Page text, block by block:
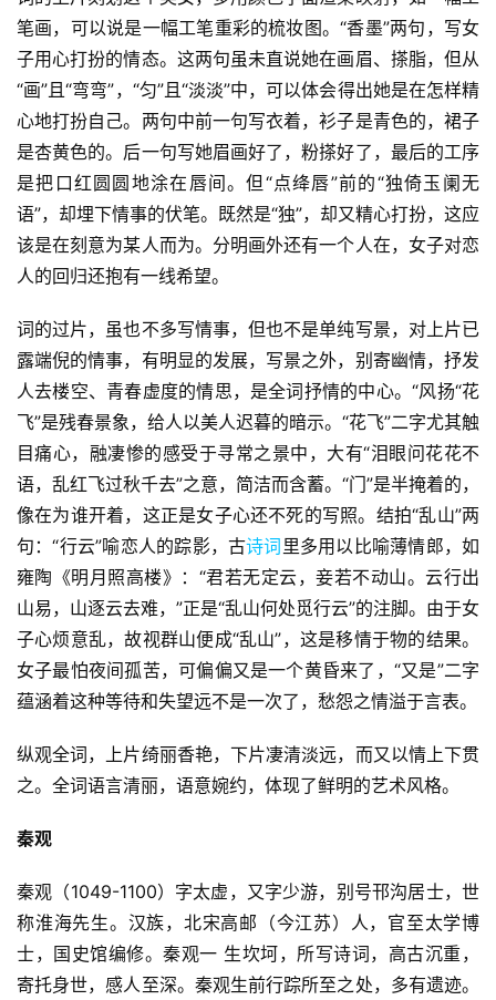
笔画，可以说是一幅工笔重彩的梳妆图。“香墨”两句，写女
子用心打扮的情态。这两句虽未直说她在画眉、搽脂，但从
“画”且“弯弯”，“匀”且“淡淡”中，可以体会得出她是在怎样精
心地打扮自己。两句中前一句写衣着，衫子是青色的，裙子
是杏黄色的。后一句写她眉画好了，粉搽好了，最后的工序
是把口红圆圆地涂在唇间。但“点绛唇”前的“独倚玉阑无
语”，却埋下情事的伏笔。既然是“独”，却又精心打扮，这应
该是在刻意为某人而为。分明画外还有一个人在，女子对恋
人的回归还抱有一线希望。
词的过片，虽也不多写情事，但也不是单纯写景，对上片已
露端倪的情事，有明显的发展，写景之外，别寄幽情，抒发
人去楼空、青春虚度的情思，是全词抒情的中心。“风扬“花
飞”是残春景象，给人以美人迟暮的暗示。“花飞”二字尤其触
目痛心，融凄惨的感受于寻常之景中，大有“泪眼问花花不
语，乱红飞过秋千去”之意，简洁而含蓄。“门”是半掩着的，
像在为谁开着，这正是女子心还不死的写照。结拍“乱山”两
句：“行云”喻恋人的踪影，古诗词 里多用以比喻薄情郎，如
雍陶《明月照高楼》：“君若无定云，妾若不动山。云行出
山易，山逐云去难，”正是“乱山何处觅行云”的注脚。由于女
子心烦意乱，故视群山便成“乱山”，这是移情于物的结果。
女子最怕夜间孤苦，可偏偏又是一个黄昏来了，“又是”二字
蕴涵着这种等待和失望远不是一次了，愁怨之情溢于言表。
纵观全词，上片绮丽香艳，下片凄清淡远，而又以情上下贯
之。全词语言清丽，语意婉约，体现了鲜明的艺术风格。
秦观
秦观（1049-1100）字太虚，又字少游，别号邗沟居士，世
称淮海先生。汉族，北宋高邮（今江苏）人，官至太学博
士，国史馆编修。秦观一 生坎坷，所写诗词，高古沉重，
寄托身世，感人至深。秦观生前行踪所至之处，多有遗迹。